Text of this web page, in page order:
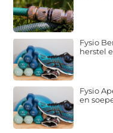
Fysio
herstel
Fysio
en